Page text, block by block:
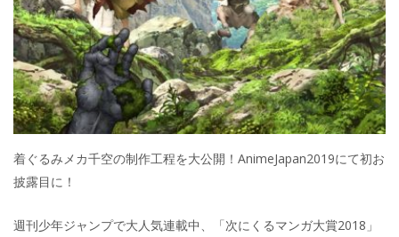
着ぐるみメカ千空の制作工程を大公開！AnimeJapan2019にて初お
披露目に！
週刊少年ジャンプで大人気連載中、「次にくるマンガ大賞2018」